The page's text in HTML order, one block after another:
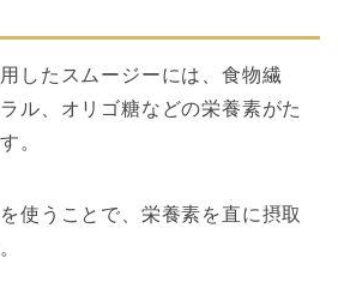
したスムージーには、食物繊
ル、オリゴ糖などの栄養素がた
。
使うことで、栄養素を直に摂取